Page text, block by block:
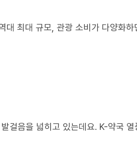
최대 규모, 관광 소비가 다양화하
걸음을 넓히고 있는데요. K-약국 열